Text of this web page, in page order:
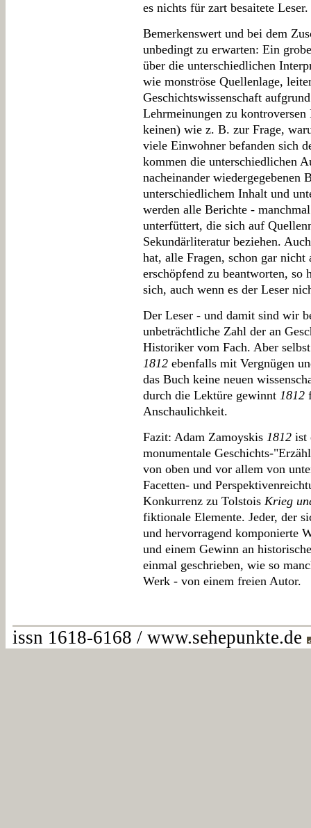
es nichts für zart besaitete Leser.
Bemerkenswert und bei dem
unbedingt zu erwarten: Ein
über die unterschiedlichen
wie monströse Quellenlage,
Geschichtswissenschaft
Lehrmeinungen zu
keinen) wie z. B. zur Frage,
viele Einwohner befanden sich
kommen die unterschiedlichen
nacheinander wiedergegebenen
unterschiedlichem Inhalt und
werden alle Berichte -
unterfüttert, die sich auf
Sekundärliteratur beziehen.
hat, alle Fragen, schon gar
erschöpfend zu beantworten, so
sich, auch wenn es der Leser
Der Leser - und damit sind wir
unbeträchtliche Zahl der an
Historiker vom Fach. Aber
1812 ebenfalls mit Vergnügen
das Buch keine neuen
durch die Lektüre gewinnt 1812
Anschaulichkeit.
Fazit: Adam Zamoyskis 1812 ist
monumentale Geschichts-
von oben und vor allem von
Facetten- und
Konkurrenz zu Tolstois Krieg
fiktionale Elemente. Jeder, der
und hervorragend komponierte
und einem Gewinn an
einmal geschrieben, wie so
Werk - von einem freien Autor.
issn 1618-6168 / www.sehepunkte.de